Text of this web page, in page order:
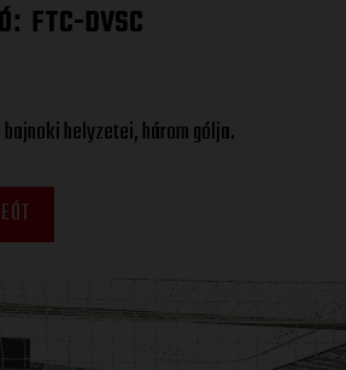
: FTC-DVSC
helyzetei, három gólja.